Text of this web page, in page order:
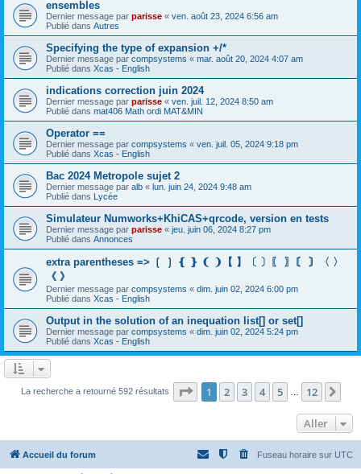
ensembles
Dernier message par parisse « ven. août 23, 2024 6:56 am
Publié dans Autres
Specifying the type of expansion +/*
Dernier message par compsystems « mar. août 20, 2024 4:07 am
Publié dans Xcas - English
indications correction juin 2024
Dernier message par parisse « ven. juil. 12, 2024 8:50 am
Publié dans mat406 Math ordi MAT&MIN
Operator ==
Dernier message par compsystems « ven. juil. 05, 2024 9:18 pm
Publié dans Xcas - English
Bac 2024 Metropole sujet 2
Dernier message par alb « lun. juin 24, 2024 9:48 am
Publié dans Lycée
Simulateur Numworks+KhiCAS+qrcode, version en tests
Dernier message par parisse « jeu. juin 06, 2024 8:27 pm
Publié dans Annonces
extra parentheses => ❲ ❳ ❴ ❵ ❨ ❩【 】〔 〕〖 〗〘 〙〈 〉
《 》
Dernier message par compsystems « dim. juin 02, 2024 6:00 pm
Publié dans Xcas - English
Output in the solution of an inequation list[] or set[]
Dernier message par compsystems « dim. juin 02, 2024 5:24 pm
Publié dans Xcas - English
La recherche a retourné 592 résultats Page 1sur12
1 2 3 4 5 12
Aller
Accueil du forum Fuseau horaire sur UTC